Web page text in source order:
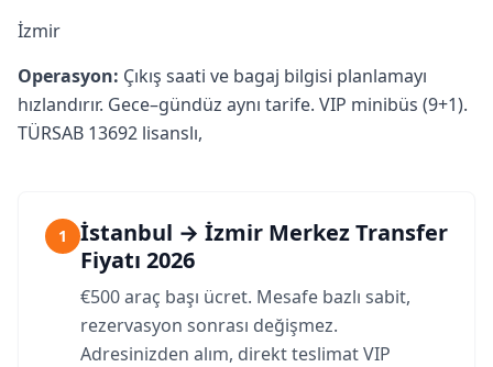
İzmir
Operasyon: Çıkış saati ve bagaj bilgisi planlamayı
hızlandırır. Gece–gündüz aynı tarife. VIP minibüs (9+1).
TÜRSAB 13692 lisanslı,
1
İstanbul → İzmir Merkez Transfer
Fiyatı 2026
€500 araç başı ücret. Mesafe bazlı sabit,
rezervasyon sonrası değişmez.
Adresinizden alım, direkt teslimat VIP